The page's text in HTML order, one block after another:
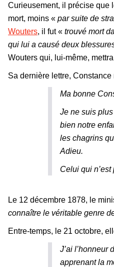
Curieusement, il précise que
mort, moins « par suite de
Wouters, il fut « trouvé mort
qui lui a causé deux
Wouters qui, lui-même,
Sa dernière lettre, Constance
Ma bonne
Je ne suis plus
bien notre
les chagrins
Adieu.
Celui qui
Le 12 décembre 1878, le
connaître le véritable genre
Entre-temps, le 21 octobre,
J’ai
apprenant la